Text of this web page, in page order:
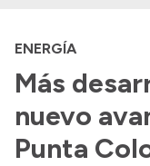
Delegaciones
Autoridades
Normativa
ENERGÍA
Más
nuevo
Punta